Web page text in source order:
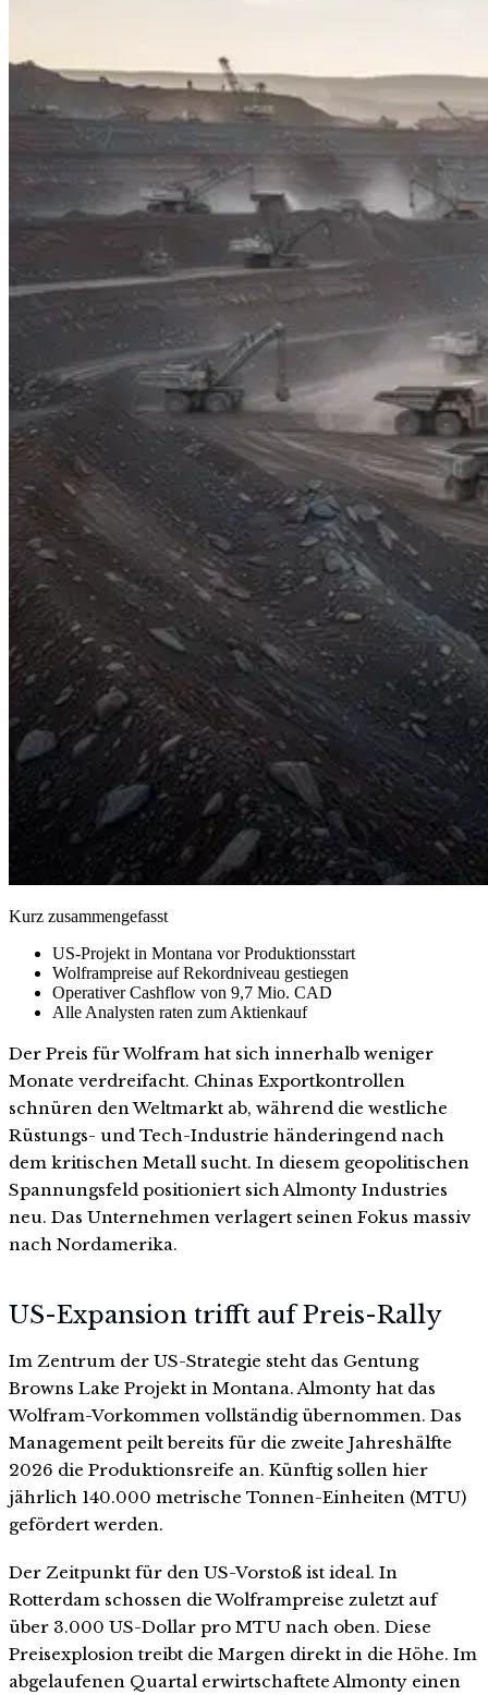
Kurz zusammengefasst
US-Projekt in Montana vor Produktionsstart
Wolframpreise auf Rekordniveau gestiegen
Operativer Cashflow von 9,7 Mio. CAD
Alle Analysten raten zum Aktienkauf
Der Preis für Wolfram hat sich innerhalb weniger
Monate verdreifacht. Chinas Exportkontrollen
schnüren den Weltmarkt ab, während die westliche
Rüstungs- und Tech-Industrie händeringend nach
dem kritischen Metall sucht. In diesem geopolitischen
Spannungsfeld positioniert sich Almonty Industries
neu. Das Unternehmen verlagert seinen Fokus massiv
nach Nordamerika.
US-Expansion trifft auf Preis-Rally
Im Zentrum der US-Strategie steht das Gentung
Browns Lake Projekt in Montana. Almonty hat das
Wolfram-Vorkommen vollständig übernommen. Das
Management peilt bereits für die zweite Jahreshälfte
2026 die Produktionsreife an. Künftig sollen hier
jährlich 140.000 metrische Tonnen-Einheiten (MTU)
gefördert werden.
Der Zeitpunkt für den US-Vorstoß ist ideal. In
Rotterdam schossen die Wolframpreise zuletzt auf
über 3.000 US-Dollar pro MTU nach oben. Diese
Preisexplosion treibt die Margen direkt in die Höhe. Im
abgelaufenen Quartal erwirtschaftete Almonty einen